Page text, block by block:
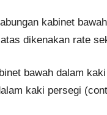
kabinet
dikenakan rate
bawah dalam
kaki persegi